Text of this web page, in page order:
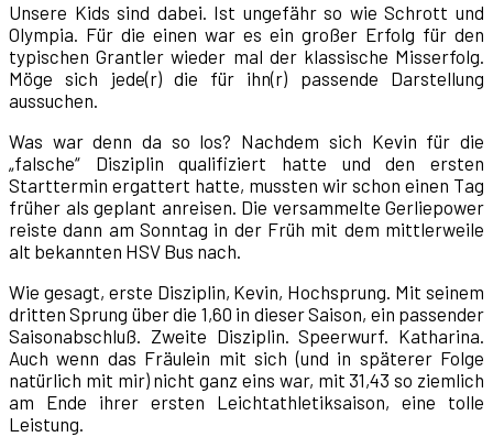
Unsere Kids sind dabei. Ist ungefähr so wie Schrott und
Olympia. Für die einen war es ein großer Erfolg für den
typischen Grantler wieder mal der klassische Misserfolg.
Möge sich jede(r) die für ihn(r) passende Darstellung
aussuchen.
Was war denn da so los? Nachdem sich Kevin für die
„falsche“ Disziplin qualifiziert hatte und den ersten
Starttermin ergattert hatte, mussten wir schon einen Tag
früher als geplant anreisen. Die versammelte Gerliepower
reiste dann am Sonntag in der Früh mit dem mittlerweile
alt bekannten HSV Bus nach.
Wie gesagt, erste Disziplin, Kevin, Hochsprung. Mit seinem
dritten Sprung über die 1,60 in dieser Saison, ein passender
Saisonabschluß. Zweite Disziplin. Speerwurf. Katharina.
Auch wenn das Fräulein mit sich (und in späterer Folge
natürlich mit mir) nicht ganz eins war, mit 31,43 so ziemlich
am Ende ihrer ersten Leichtathletiksaison, eine tolle
Leistung.